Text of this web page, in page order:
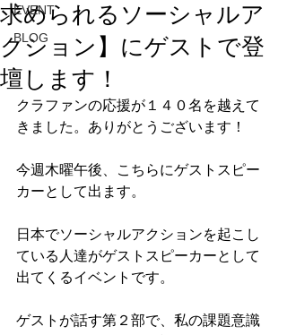
EVENT
BLOG
求められるソーシャルア
クション】にゲストで登
壇します！
クラファンの応援が１４０名を越えて
きました。ありがとうございます！
今週木曜午後、こちらにゲストスピー
カーとして出ます。
日本でソーシャルアクションを起こし
ている人達がゲストスピーカーとして
出てくるイベントです。
ゲストが話す第２部で、私の課題意識